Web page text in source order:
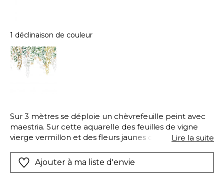
1 déclinaison de couleur
Sur 3 mètres se déploie un chèvrefeuille peint avec
maestria. Sur cette aquarelle des feuilles de vigne
vierge vermillon et des fleurs jaunes odorantes
belle des manières. Astucieux des jeux d ombre
offrent au tout une profondeur inégalée.
Lire la suite
Ajouter à ma liste d'envie